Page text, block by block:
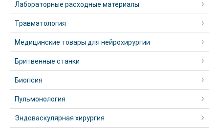
Лабораторные расходные материалы
Травматология
Медицинские товары для нейрохирургии
Бритвенные станки
Биопсия
Пульмонология
Эндоваскулярная хирургия